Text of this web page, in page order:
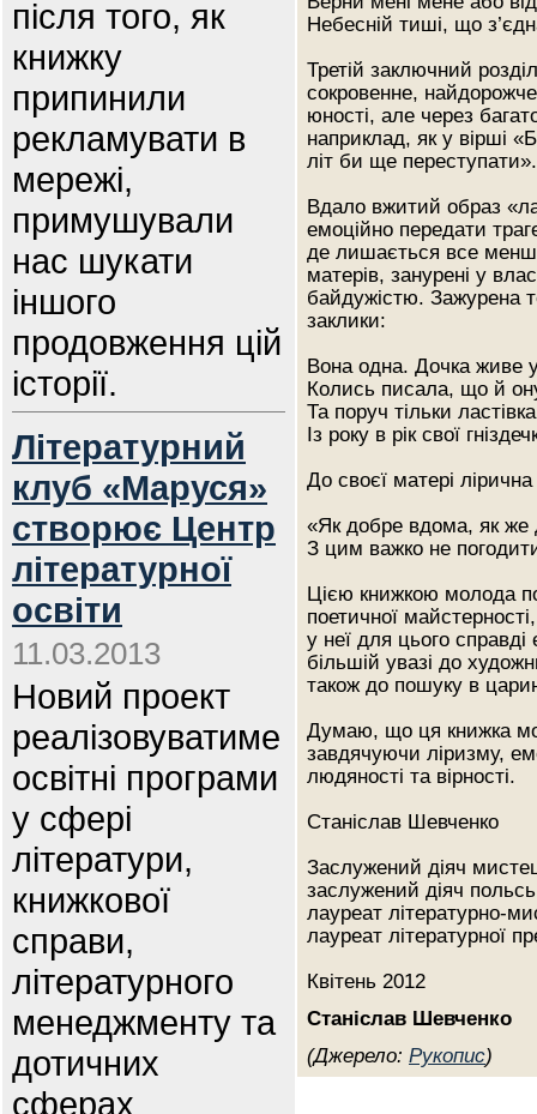
після того, як
книжку
припинили
рекламувати в
мережі,
примушували
нас шукати
іншого
продовження цій
історії.
Літературний
клуб «Маруся»
створює Центр
літературної
освіти
11.03.2013
Новий проект
реалізовуватиме
освітні програми
у сфері
літератури,
книжкової
справи,
літературного
менеджменту та
дотичних
сферах
Небесній тиші, що
Третій заключний
сокровенне,
юності, але через
наприклад, як у вірші
літ би ще переступати».
Вдало вжитий образ
емоційно передати
де лишається все
матерів, занурені у
байдужістю. Зажурена
заклики:
Вона одна. Дочка живе у
Колись писала, що й
Та поруч тільки ластівка
Із року в рік свої
До своєї матері
«Як добре вдома, як же
З цим важко не
Цією книжкою молода
поетичної
у неї для цього
більшій увазі до
також до пошуку в
Думаю, що ця книжка
завдячуючи ліризму,
людяності та вірності.
Станіслав Шевченко
Заслужений діяч
заслужений діяч
лауреат літературно-
лауреат літературної
Квітень 2012
Станіслав Шевченко
(Джерело: Рукопис)